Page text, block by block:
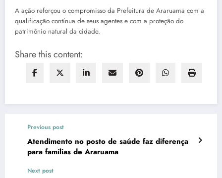
A ação reforçou o compromisso da Prefeitura de Araruama com a
qualificação contínua de seus agentes e com a proteção do
patrimônio natural da cidade.
Share this content:
Previous post
Atendimento no posto de saúde faz diferença
para famílias de Araruama
Next post